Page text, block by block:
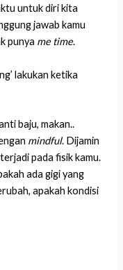
untuk diri kita
jawab kamu
punya me time.
lakukan ketika
baju, makan..
mindful. Dijamin
pada fisik kamu.
ada gigi yang
apakah kondisi